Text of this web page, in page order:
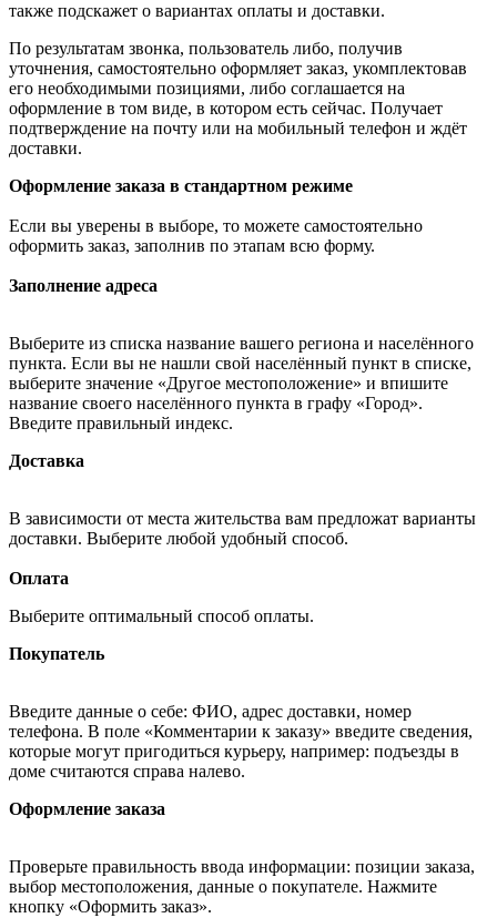
также подскажет о вариантах оплаты и доставки.
По результатам звонка, пользователь либо, получив
уточнения, самостоятельно оформляет заказ, укомплектовав
его необходимыми позициями, либо соглашается на
оформление в том виде, в котором есть сейчас. Получает
подтверждение на почту или на мобильный телефон и ждёт
доставки.
Оформление заказа в стандартном режиме
Если вы уверены в выборе, то можете самостоятельно
оформить заказ, заполнив по этапам всю форму.
Заполнение адреса
Выберите из списка название вашего региона и населённого
пункта. Если вы не нашли свой населённый пункт в списке,
выберите значение «Другое местоположение» и впишите
название своего населённого пункта в графу «Город».
Введите правильный индекс.
Доставка
В зависимости от места жительства вам предложат варианты
доставки. Выберите любой удобный способ.
Оплата
Выберите оптимальный способ оплаты.
Покупатель
Введите данные о себе: ФИО, адрес доставки, номер
телефона. В поле «Комментарии к заказу» введите сведения,
которые могут пригодиться курьеру, например: подъезды в
доме считаются справа налево.
Оформление заказа
Проверьте правильность ввода информации: позиции заказа,
выбор местоположения, данные о покупателе. Нажмите
кнопку «Оформить заказ».